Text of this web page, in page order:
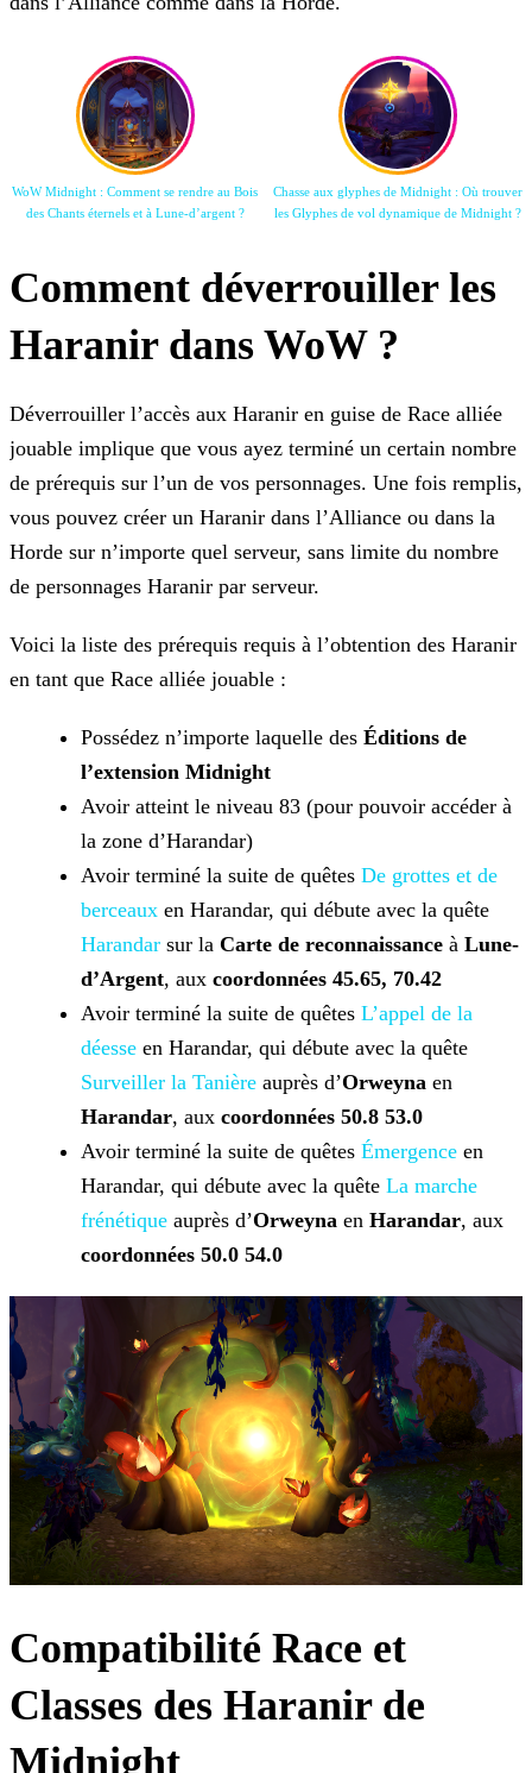
WoW Midnight : Comment se rendre au Bois
des Chants éternels et à Lune-d’argent ?
Chasse aux glyphes de Midnight : Où trouver
les Glyphes de vol dynamique de Midnight ?
Comment déverrouiller les
Haranir dans WoW ?
Déverrouiller l’accès aux Haranir en guise de Race alliée
jouable implique que vous ayez terminé un certain nombre
de prérequis sur l’un de vos personnages. Une fois remplis,
vous pouvez créer un Haranir dans l’Alliance ou dans la
Horde sur n’importe quel serveur, sans limite du nombre
de personnages Haranir par serveur.
Voici la liste des prérequis requis à l’obtention des Haranir
en tant que Race alliée jouable :
Possédez n’importe laquelle des Éditions de
l’extension Midnight
Avoir atteint le niveau 83 (pour pouvoir accéder à
la zone d’Harandar)
Avoir terminé la suite de quêtes De grottes et de
berceaux en Harandar, qui débute avec la quête
Harandar sur la Carte de reconnaissance à Lune-
d’Argent, aux coordonnées 45.65, 70.42
Avoir terminé la suite de quêtes L’appel de la
déesse en Harandar, qui débute avec la quête
Surveiller la Tanière auprès d’Orweyna en
Harandar, aux coordonnées 50.8 53.0
Avoir terminé la suite de quêtes Émergence en
Harandar, qui débute avec la quête La marche
frénétique auprès d’Orweyna en Harandar, aux
coordonnées 50.0 54.0
Compatibilité Race et
Classes des Haranir de
Midnight